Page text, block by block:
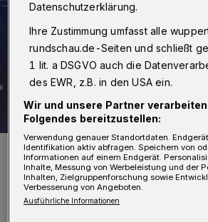
Polizei und Feuerwehr waren schnell vor Ort.
Foto: Christoph Petersen
Datenschutzerklärung.
Ihre Zustimmung umfasst alle
rundschau.de-Seiten und schließt
1 lit. a DSGVO auch die
des EWR, z.B. in den USA ein.
Wir und unsere Partner
Folgendes bereitzustellen:
Verwendung genauer Standortdaten.
Identifikation aktiv abfragen. Speichern von
Informationen auf einem Endgerät.
Inhalte, Messung von Werbeleistung und der
Inhalten, Zielgruppenforschung sowie
Verbesserung von Angeboten.
Ausführliche Informationen